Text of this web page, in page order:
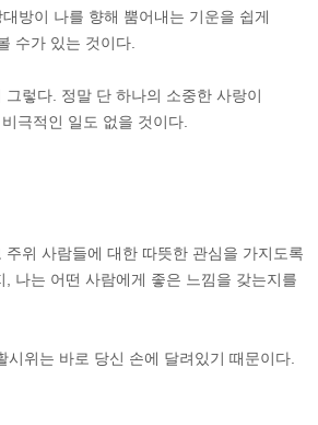
방이 나를 향해 뿜어내는 기운을 쉽게
수가 있는 것이다.
렇다. 정말 단 하나의 소중한 사랑이
극적인 일도 없을 것이다.
위 사람들에 대한 따뜻한 관심을 가지도록
나는 어떤 사람에게 좋은 느낌을 갖는지를
위는 바로 당신 손에 달려있기 때문이다.